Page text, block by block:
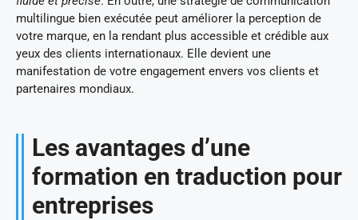
multilingue bien exécutée peut améliorer la perception de
votre marque, en la rendant plus accessible et crédible aux
yeux des clients internationaux. Elle devient une
manifestation de votre engagement envers vos clients et
partenaires mondiaux.
Les avantages d’une
formation en traduction pour
entreprises